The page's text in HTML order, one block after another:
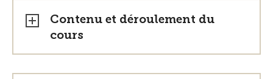
Contenu et déroulement du
cours